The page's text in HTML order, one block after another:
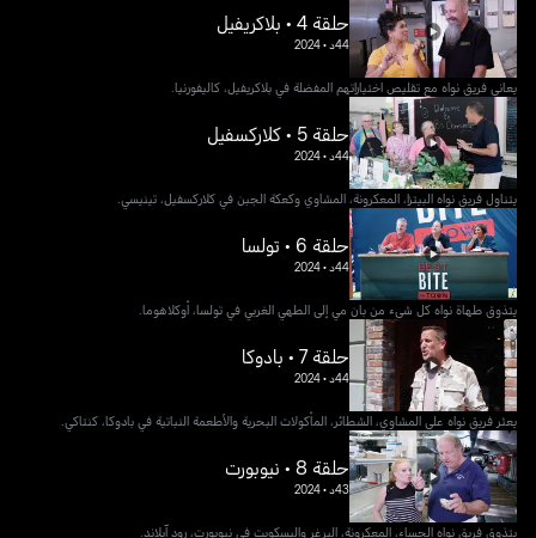
حلقة 4 • بلاكريفيل
44د •
2024
يعاني فريق نواه مع تقليص اختياراتهم المفضلة في بلاكريفيل، كاليفورنيا.
حلقة 5 • كلاركسفيل
44د •
2024
يتناول فريق نواه البيتزا، المعكرونة، المشاوي وكعكة الجبن في كلاركسفيل، تينيسي.
حلقة 6 • تولسا
44د •
2024
يتذوق طهاة نواه كل شيء من بان مي إلى الطهي الغربي في تولسا، أوكلاهوما.
حلقة 7 • بادوكا
44د •
2024
يعثر فريق نواه على المشاوي، الشطائر، المأكولات البحرية والأطعمة النباتية في بادوكا، كنتاكي.
حلقة 8 • نيوبورت
43د •
2024
يتذوق فريق نواه الحساء، المعكرونة، البرغر والبسكويت في نيوبورت، رود آيلاند.